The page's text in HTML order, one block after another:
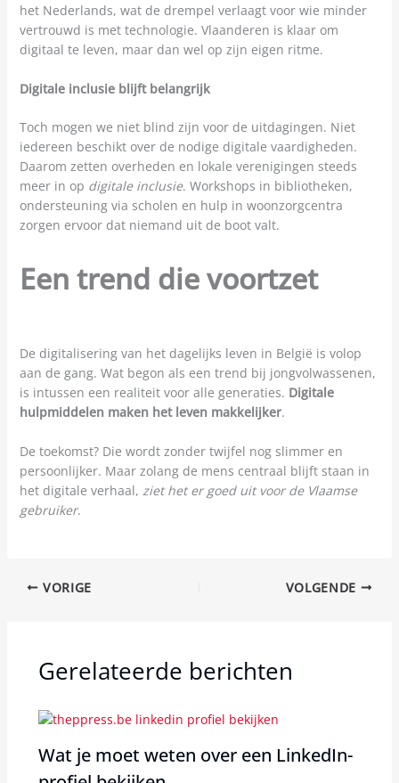
het Nederlands, wat de drempel verlaagt voor wie minder
vertrouwd is met technologie. Vlaanderen is klaar om
digitaal te leven, maar dan wel op zijn eigen ritme.
Digitale inclusie blijft belangrijk
Toch mogen we niet blind zijn voor de uitdagingen. Niet
iedereen beschikt over de nodige digitale vaardigheden.
Daarom zetten overheden en lokale verenigingen steeds
meer in op digitale inclusie. Workshops in bibliotheken,
ondersteuning via scholen en hulp in woonzorgcentra
zorgen ervoor dat niemand uit de boot valt.
Een trend die voortzet
De digitalisering van het dagelijks leven in België is volop
aan de gang. Wat begon als een trend bij jongvolwassenen,
is intussen een realiteit voor alle generaties. Digitale
hulpmiddelen maken het leven makkelijker.
De toekomst? Die wordt zonder twijfel nog slimmer en
persoonlijker. Maar zolang de mens centraal blijft staan in
het digitale verhaal, ziet het er goed uit voor de Vlaamse
gebruiker.
VORIGE VOLGENDE
Gerelateerde berichten
Wat je moet weten over een LinkedIn-